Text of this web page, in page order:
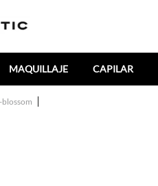
MAQUILLAJE CAPILAR